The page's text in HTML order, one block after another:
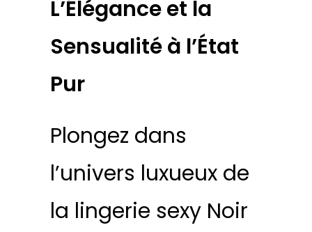
L’Élégance et la
Sensualité à l’État
Pur
Plongez dans
l’univers luxueux de
la lingerie sexy Noir